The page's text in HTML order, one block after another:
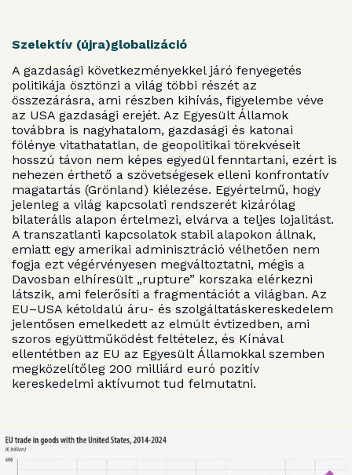
Szelektív (újra)globalizáció
A gazdasági következményekkel járó fenyegetés
politikája ösztönzi a világ többi részét az
összezárásra, ami részben kihívás, figyelembe véve
az USA gazdasági erejét. Az Egyesült Államok
továbbra is nagyhatalom, gazdasági és katonai
fölénye vitathatatlan, de geopolitikai törekvéseit
hosszú távon nem képes egyedül fenntartani, ezért is
nehezen érthető a szövetségesek elleni konfrontatív
magatartás (Grönland) kiélezése. Egyértelmű, hogy
jelenleg a világ kapcsolati rendszerét kizárólag
bilaterális alapon értelmezi, elvárva a teljes lojalitást.
A transzatlanti kapcsolatok stabil alapokon állnak,
emiatt egy amerikai adminisztráció vélhetően nem
fogja ezt végérvényesen megváltoztatni, mégis a
Davosban elhíresült „rupture” korszaka elérkezni
látszik, ami felerősíti a fragmentációt a világban. Az
EU–USA kétoldalú áru- és szolgáltatáskereskedelem
jelentősen emelkedett az elmúlt évtizedben, ami
szoros együttműködést feltételez, és Kínával
ellentétben az EU az Egyesült Államokkal szemben
megközelítőleg 200 milliárd euró pozitív
kereskedelmi aktívumot tud felmutatni.